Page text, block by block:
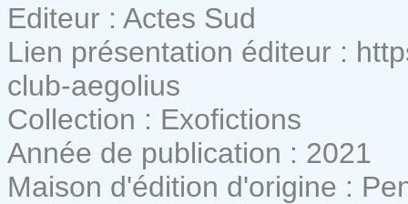
Editeur : Actes Sud
Lien présentation éditeur :
club-aegolius
Collection : Exofictions
Année de publication : 2021
Maison d'édition d'origine :